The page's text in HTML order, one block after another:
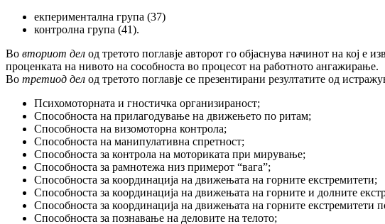
екпериментална група (37)
контролна група (41).
Во вториот дел од третото поглавје авторот го објаснува начинот на кој
проценката на нивото на сособноста во процесот на работното ангажирање.
Во третиод дел од третото поглавје се презентирани резултатите од
Психомоторната и гностичка организираност;
Способноста на прилагодување на движењето по ритам;
Способноста на визомоторна контрола;
Способноста на манипулативна спретност;
Способноста за контрола на моториката при мирување;
Способноста за рамнотежа низ примерот “вага”;
Способноста за координација на движењата на горните екстремитети;
Способноста за координација на движењата на горните и долните
Способноста за координација на движењата на горните екстремитети
Способноста за познавање на деловите на телото;